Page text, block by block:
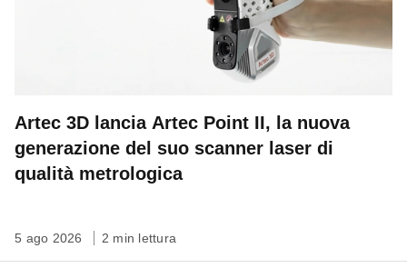
Artec 3D lancia Artec Point II, la nuova
generazione del suo scanner laser di
qualità metrologica
5 ago 2026 2 min lettura